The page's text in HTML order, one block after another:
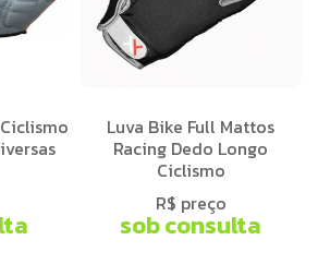
Luva Bike Full Mattos
Racing Dedo Longo
Ciclismo
R$ preço
sob consulta